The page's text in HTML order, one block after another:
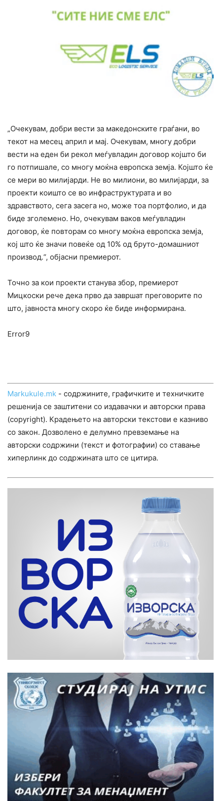
„Очекувам, добри вести за македонските граѓани, во
текот на месец април и мај. Очекувам, многу добри
вести на еден би рекол меѓувладин договор којшто би
го потпишале, со многу моќна европска земја. Којшто ќе
се мери во милијарди. Не во милиони, во милијарди, за
проекти коишто се во инфраструктурата и во
здравството, сега засега но, може тоа портфолио, и да
биде зголемено. Но, очекувам ваков меѓувладин
договор, ќе повторам со многу моќна европска земја,
кој што ќе значи повеќе од 10% од бруто-домашниот
производ.“, објасни премиерот.
Точно за кои проекти станува збор, премиерот
Мицкоски рече дека прво да завршат преговорите по
што, јавноста многу скоро ќе биде информирана.
Error9
Markukule.mk - содржините, графичките и техничките
решенија се заштитени со издавачки и авторски права
(copyright). Крадењето на авторски текстови е казниво
со закон. Дозволено е делумно превземање на
авторски содржини (текст и фотографии) со ставање
хиперлинк до содржината што се цитира.